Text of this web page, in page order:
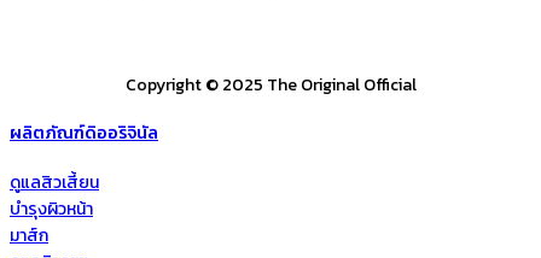
Copyright © 2025 The Original Official
ผลิตภัณฑ์ดิออริจินัล
ดูแลสิวเสี้ยน
บำรุงผิวหน้า
มาส์ก